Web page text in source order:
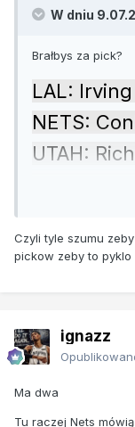
W dniu
Brałbys za pick?
LAL:
NETS:
UTAH:
Czyli tyle szumu
pickow zeby to pyklo
ignazz
Ma dwa
Tu raczej Nets